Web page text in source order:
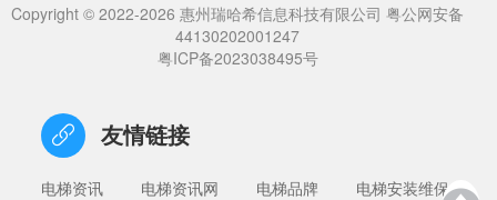
Copyright © 2022-2026 惠州瑞哈希信息科技有限公司 粤公网安备
44130202001247
粤ICP备2023038495号
友情链接
电梯资讯 电梯资讯网 电梯品牌 电梯安装维保